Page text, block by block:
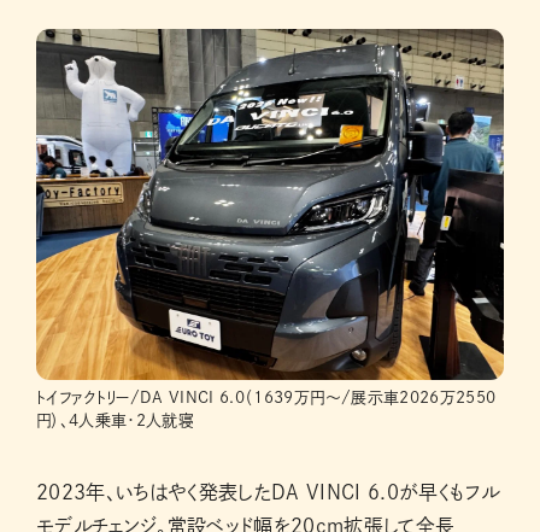
トイファクトリー/DA VINCI 6.0（1639万円〜/展示車2026万2550
円）、4人乗車・2人就寝
2023年、いちはやく発表したDA VINCI 6.0が早くもフル
モデルチェンジ。常設ベッド幅を20cm拡張して全長